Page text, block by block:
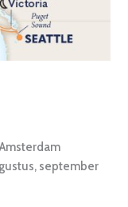
september